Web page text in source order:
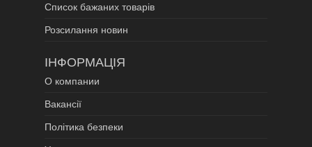
Список бажаних товарів
Розсилання новин
ІНФОРМАЦІЯ
О компании
Вакансії
Політика безпеки